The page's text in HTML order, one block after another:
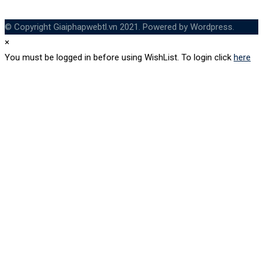
© Copyright Giaiphapwebtl.vn 2021. Powered by Wordpress.
×
You must be logged in before using WishList. To login click here